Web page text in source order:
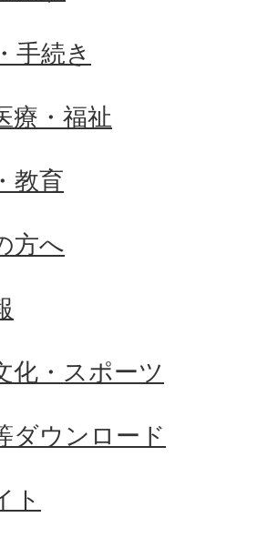
手続き
療・福祉
教育
方へ
化・スポーツ
ダウンロード
ト